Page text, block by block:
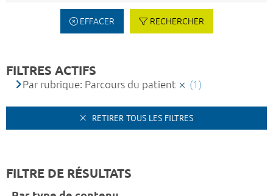
EFFACER RECHERCHER
FILTRES ACTIFS
Par rubrique: Parcours du patient (1)
RETIRER TOUS LES FILTRES
FILTRE DE RÉSULTATS